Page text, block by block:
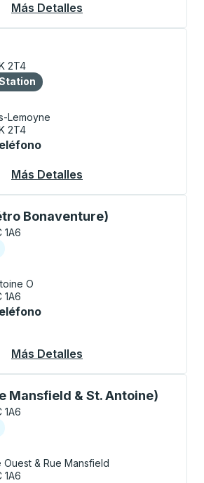
Más Detalles
las teclas de flecha o la tecla
2T4
Lemoyne
2T4
Más Detalles
Bonaventure)
las teclas de flecha o la tecla
1A6
O
1A6
Más Detalles
Mansfield & St. Antoine)
las teclas de flecha o la tecla
1A6
Ouest & Rue Mansfield
1A6